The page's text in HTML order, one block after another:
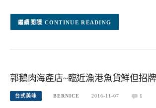
CONTINUE READING
郭鵝肉海產店~臨近漁港魚貨鮮但招
台式美味 BERNICE 2016-11-07 1